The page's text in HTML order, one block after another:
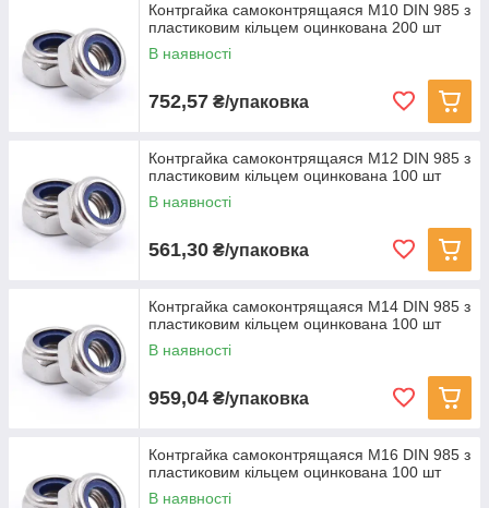
Контргайка самоконтрящаяся M10 DIN 985 з
пластиковим кільцем оцинкована 200 шт
В наявності
752,57 ₴/упаковка
Контргайка самоконтрящаяся M12 DIN 985 з
пластиковим кільцем оцинкована 100 шт
В наявності
561,30 ₴/упаковка
Контргайка самоконтрящаяся M14 DIN 985 з
пластиковим кільцем оцинкована 100 шт
В наявності
959,04 ₴/упаковка
Контргайка самоконтрящаяся M16 DIN 985 з
пластиковим кільцем оцинкована 100 шт
В наявності